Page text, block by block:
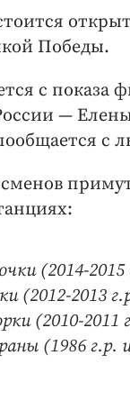
Победы.
с показа
—
с
(2014-
(2012-2013
(2010-2011
(1986